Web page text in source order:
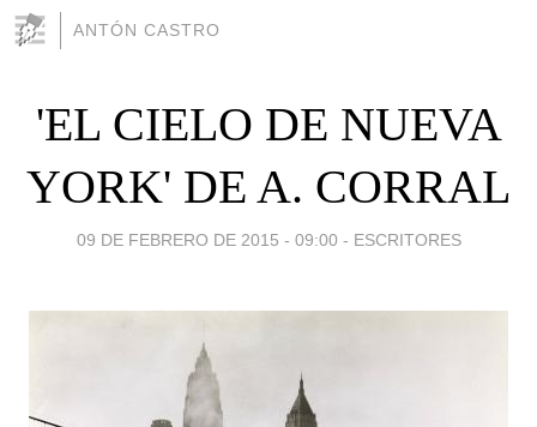
ANTÓN CASTRO
'EL CIELO DE NUEVA
YORK' DE A. CORRAL
09 DE FEBRERO DE 2015 - 09:00 - ESCRITORES